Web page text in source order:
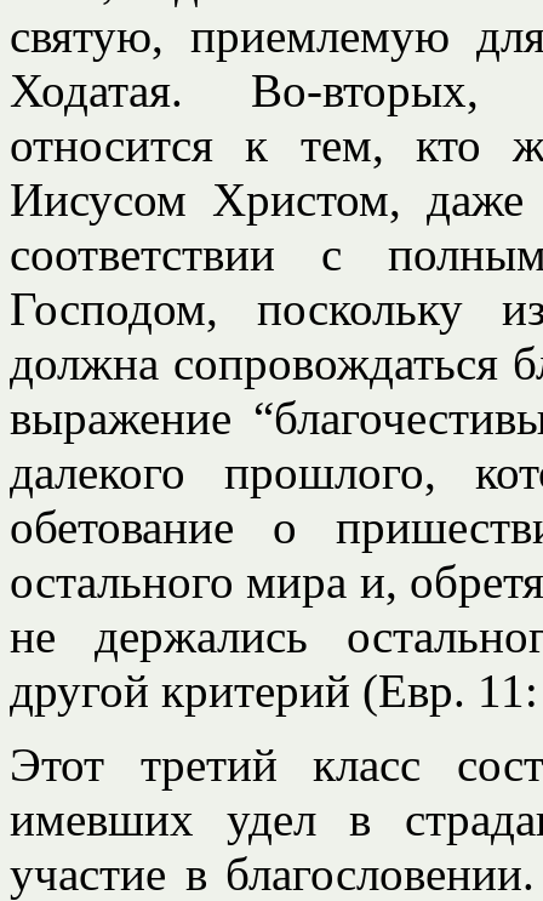
святую, приемлемую
Ходатая. Во-вторых,
относится к тем, кто
Иисусом Христом,
соответствии с
Господом, поскольку
должна сопровождаться
выражение
далекого прошлого,
обетование о
остального мира и,
не держались
другой критерий (Евр.
Этот третий класс
имевших удел в
участие в